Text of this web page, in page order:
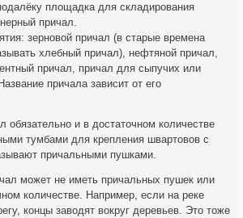
площадка для складирования
причал.
зерновой причал (в старые времена
хлебный причал), нефтяной причал,
причал, причал для сыпучих или
причала зависит от его
обязательно и в достаточном количестве
тумбами для крепления швартовов с
причальными пушками.
может не иметь причальных пушек или
количестве. Например, если на реке
концы заводят вокруг деревьев. Это тоже